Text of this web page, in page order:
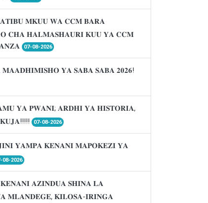
𝐌𝐊𝐔𝐔 𝐖𝐀 𝐂𝐂𝐌 𝐁𝐀𝐑𝐀
𝐂𝐇𝐀 𝐇𝐀𝐋𝐌𝐀𝐒𝐇𝐀𝐔𝐑𝐈 𝐊𝐔𝐔 𝐘𝐀 𝐂𝐂𝐌
07-08-2026
𝐌𝐀𝐀𝐃𝐇𝐈𝐌𝐈𝐒𝐇𝐎 𝐘𝐀 𝐒𝐀𝐁𝐀 𝐒𝐀𝐁𝐀 𝟐𝟎𝟐𝟔!
𝐘𝐀 𝐏𝐖𝐀𝐍𝐈; 𝐀𝐑𝐃𝐇𝐈 𝐘𝐀 𝐇𝐈𝐒𝐓𝐎𝐑𝐈𝐀,
07-08-2026
𝐘𝐀𝐌𝐏𝐀 𝐊𝐄𝐍𝐀𝐍𝐈 𝐌𝐀𝐏𝐎𝐊𝐄𝐙𝐈 𝐘𝐀
08-2026
𝐀𝐙𝐈𝐍𝐃𝐔𝐀 𝐒𝐇𝐈𝐍𝐀 𝐋𝐀
𝐌𝐋𝐀𝐍𝐃𝐄𝐆𝐄, 𝐊𝐈𝐋𝐎𝐒𝐀-𝐈𝐑𝐈𝐍𝐆𝐀